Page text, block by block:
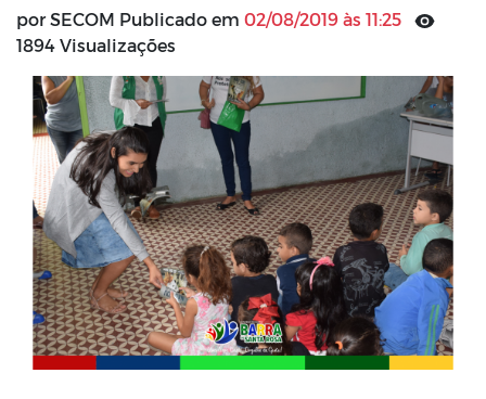
por SECOM Publicado em 02/08/2019 às 11:25
1894 Visualizações